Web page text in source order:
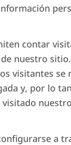
y desea
negocio de
contar
nuestro
visitantes
y, por lo
a